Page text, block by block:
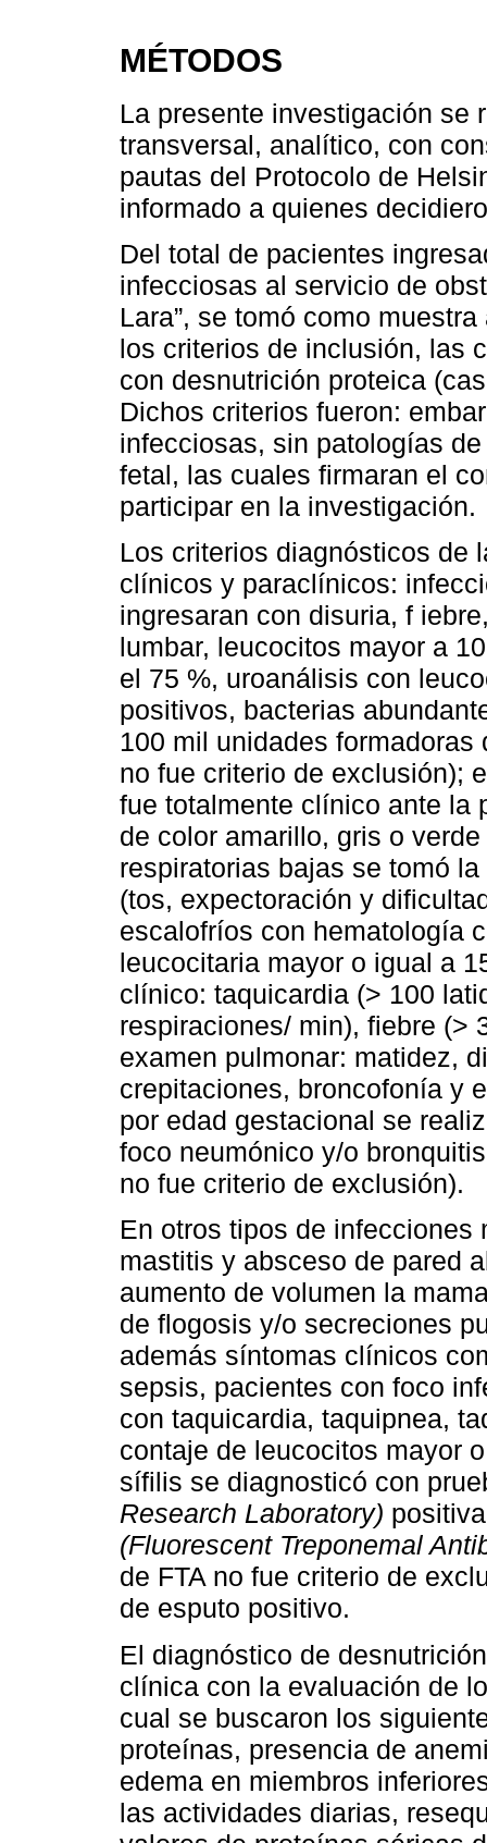
MÉTODOS
La presente investigación se
transversal, analítico, con
pautas del Protocolo de
informado a quienes
Del total de pacientes
infecciosas al servicio de
Lara”, se tomó como
los criterios de inclusión, las
con desnutrición proteica
Dichos criterios fueron:
infecciosas, sin patologías
fetal, las cuales firmaran el
participar en la investigación.
Los criterios diagnósticos de
clínicos y paraclínicos:
ingresaran con disuria, f
lumbar, leucocitos mayor a
el 75 %, uroanálisis con
positivos, bacterias
100 mil unidades
no fue criterio de exclusión);
fue totalmente clínico ante la
de color amarillo, gris o
respiratorias bajas se tomó
(tos, expectoración y
escalofríos con hematología
leucocitaria mayor o igual a
clínico: taquicardia (> 100
respiraciones/ min), fiebre (>
examen pulmonar: matidez,
crepitaciones, broncofonía y
por edad gestacional se
foco neumónico y/o
no fue criterio de exclusión).
En otros tipos de
mastitis y absceso de pared
aumento de volumen la
de flogosis y/o secreciones
además síntomas clínicos
sepsis, pacientes con foco
con taquicardia, taquipnea,
contaje de leucocitos mayor
sífilis se diagnosticó con
Research Laboratory)
(Fluorescent Treponemal
de FTA no fue criterio de
de esputo positivo.
El diagnóstico de
clínica con la evaluación de
cual se buscaron los
proteínas, presencia de
edema en miembros
las actividades diarias,